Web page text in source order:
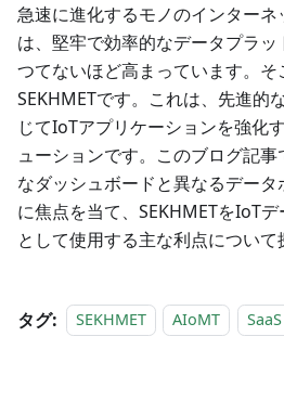
急速に進化するモノのインター
は、堅牢で効率的なデータプラ
つてないほど高まっています。
SEKHMETです。これは、先進的
じてIoTアプリケーションを強化
ューションです。このブログ記
なダッシュボードと異なるデー
に焦点を当て、SEKHMETをIoT
として使用する主な利点について
タグ: SEKHMET AIoMT SaaS